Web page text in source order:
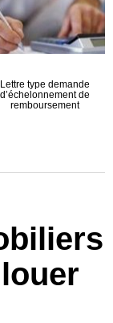
Lettre type demande
d’échelonnement de
remboursement